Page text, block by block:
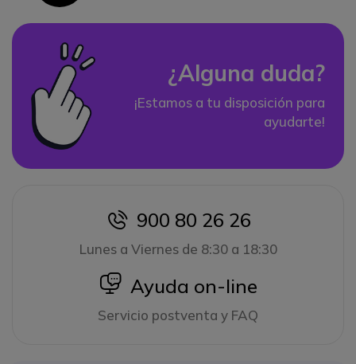
¿Alguna duda?
¡Estamos a tu disposición para
ayudarte!
icon
900 80 26 26
Lunes a Viernes de 8:30 a 18:30
icon
Ayuda on-line
Servicio postventa y FAQ